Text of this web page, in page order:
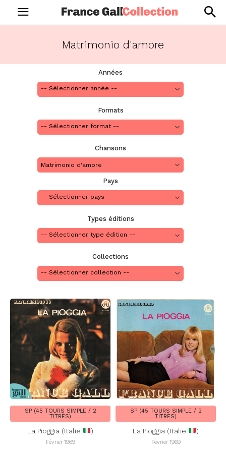
Matrimonio d'amore
Années
Formats
Chansons
Matrimonio d'amore
Pays
Types éditions
Collections
SP (45 TOURS SIMPLE / 2
TITRES)
La Pioggia (Italie )
Février 1969
SP (45 TOURS SIMPLE / 2
TITRES)
La Pioggia (Italie )
Février 1969